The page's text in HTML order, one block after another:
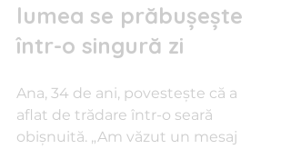
lumea se prăbușește
într-o singură zi
Ana, 34 de ani, povestește că a
aflat de trădare într-o seară
obișnuită. „Am văzut un mesaj